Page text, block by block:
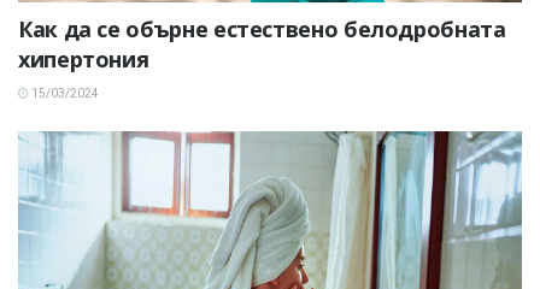
Как да се обърне естествено белодробната
хипертония
15/03/2024